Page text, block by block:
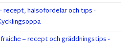
recept, hälsofördelar och tips -
– recept och gräddningstips -